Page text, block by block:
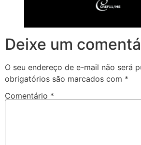
Deixe um
O seu endereço de e-mail não será
obrigatórios são marcados com *
Comentário *